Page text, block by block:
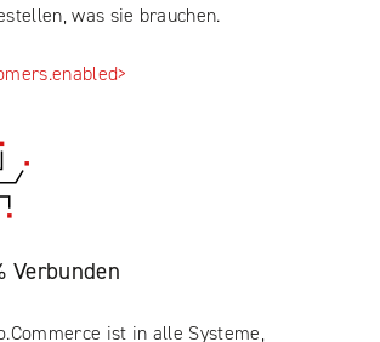
was sie brauchen.
Verbunden
ist in alle Systeme,